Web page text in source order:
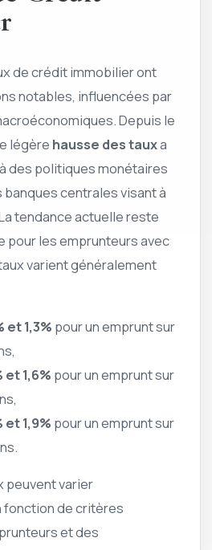
de crédit immobilier ont
notables, influencées par
Depuis le
légère hausse des tauxa
des politiques monétaires
centrales visant à
tendance actuelle reste
pour les emprunteurs avec
varient généralement
et 1,3% pour un emprunt sur
et 1,6% pour un emprunt sur
et 1,9% pour un emprunt sur
peuvent varier
de critères
et des